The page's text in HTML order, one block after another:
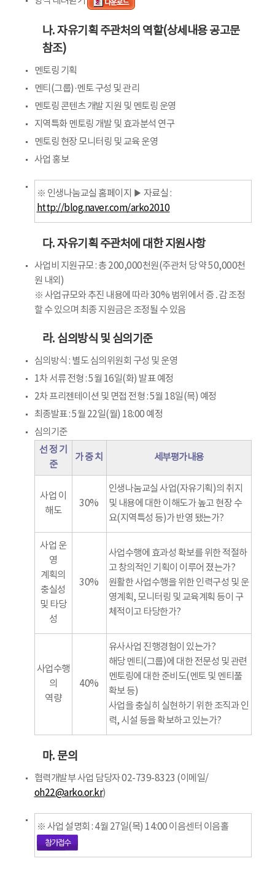
나. 자유기획 주관처의 역할(상세내용 공고문
참조)
멘토링 기획
멘티(그룹)·멘토 구성 및 관리
멘토링 콘텐츠 개발 지원 및 멘토링 운영
지역특화 멘토링 개발 및 효과분석 연구
멘토링 현장 모니터링 및 교육 운영
사업 홍보
※ 인생나눔교실 홈페이지 ▶ 자료실 :
http://blog.naver.com/arko2010
다. 자유기획 주관처에 대한 지원사항
사업비 지원규모 : 총 200,000천원(주관처 당 약 50,000천
원 내외)
※ 사업규모와 추진 내용에 따라 30% 범위에서 증․감 조정
할 수 있으며 최종 지원금은 조정될 수 있음
라. 심의방식 및 심의기준
심의방식 : 별도 심의위원회 구성 및 운영
1차 서류 전형 : 5월 16일(화) 발표 예정
2차 프리젠테이션 및 면접 전형 : 5월 18일(목) 예정
최종발표 : 5월 22일(월) 18:00 예정
심의기준
선 정 기
준
가 중 치 세부평가내용
사업 이
해도
30%
인생나눔교실 사업(자유기획)의 취지
및 내용에 대한 이해도가 높고 현장 수
요(지역특성 등)가 반영 됐는가?
사업 운
영
계획의
충실성
및 타당
성
30%
사업수행에 효과성 확보를 위한 적절하
고 창의적인 기획이 이루어 졌는가?
원활한 사업수행을 위한 인력구성 및 운
영계획, 모니터링 및 교육계획 등이 구
체적이고 타당한가?
사업수행
의
역량
40%
유사사업 진행경험이 있는가?
해당 멘티(그룹)에 대한 전문성 및 관련
멘토링에 대한 준비도(멘토 및 멘티풀
확보 등)
사업을 충실히 실현하기 위한 조직과 인
력, 시설 등을 확보하고 있는가?
마. 문의
협력개발부 사업 담당자 02-739-8323 (이메일/
oh22@arko.or.kr)
※ 사업 설명회 : 4월 27일(목) 14:00 이음센터 이음홀